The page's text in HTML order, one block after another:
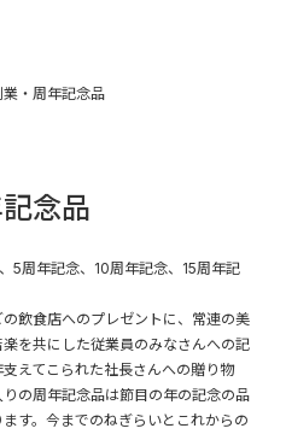
念品
5周年記念、10周年記念、15周年記
飲食店へのプレゼントに、常連の美
を共にした従業員のみなさんへの記
えてこられた社長さんへの贈り物
の周年記念品は節目の年の記念の品
す。今までのねぎらいとこれからの